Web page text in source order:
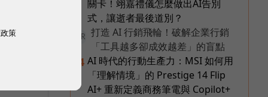
關卡！翊嘉禮儀怎麼做出AI告別
式，讓逝者最後道別？
PR
打造 AI 行銷飛輪！破解企業行銷
「工具越多卻成效越差」的盲點
4 AI 時代的行動生產力：MSI 如何用
「理解情境」的 Prestige 14 Flip
AI+ 重新定義商務筆電與 Copilot+
策